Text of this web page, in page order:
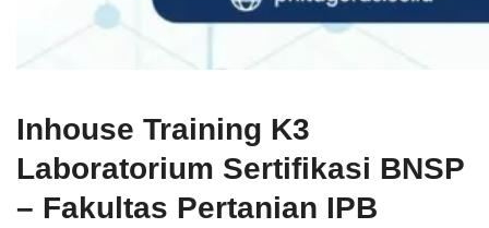
Inhouse Training K3
Laboratorium Sertifikasi BNSP
– Fakultas Pertanian IPB